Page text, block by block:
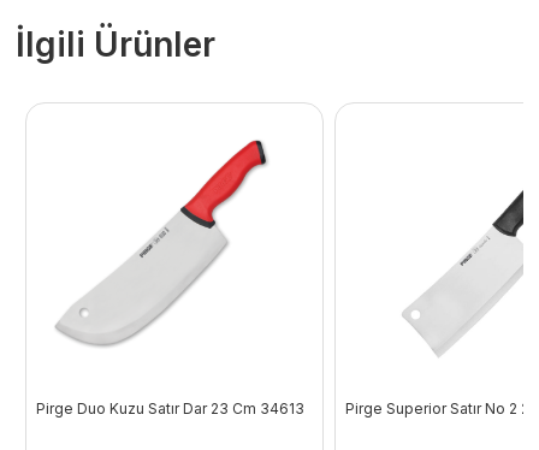
İlgili Ürünler
Pirge Duo Kuzu Satır Dar 23 Cm 34613 Pirge Superior Satır No 2 23